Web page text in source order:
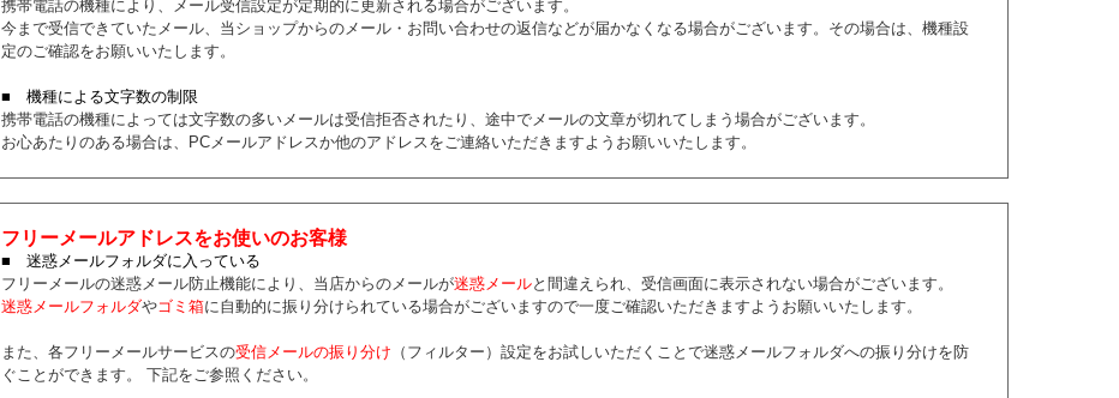
携帯電話の機種により、メール受信設定が定期的に更新される場合がございます。
今まで受信できていたメール、当ショップからのメール・お問い合わせの返信などが届かなくなる場合がございます。その場合は、機種設
定のご確認をお願いいたします。
■ 機種による文字数の制限
携帯電話の機種によっては文字数の多いメールは受信拒否されたり、途中でメールの文章が切れてしまう場合がございます。
お心あたりのある場合は、PCメールアドレスか他のアドレスをご連絡いただきますようお願いいたします。
フリーメールアドレスをお使いのお客様
■ 迷惑メールフォルダに入っている
フリーメールの迷惑メール防止機能により、当店からのメールが迷惑メールと間違えられ、受信画面に表示されない場合がございます。
迷惑メールフォルダやゴミ箱に自動的に振り分けられている場合がございますので一度ご確認いただきますようお願いいたします。
また、各フリーメールサービスの受信メールの振り分け （フィルター）設定をお試しいただくことで迷惑メールフォルダへの振り分けを防
ぐことができます。 下記をご参照ください。